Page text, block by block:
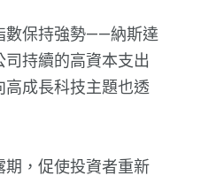
數保持強勢——納斯達
持續的高資本支出
成長科技主題也透
期，促使投資者重新